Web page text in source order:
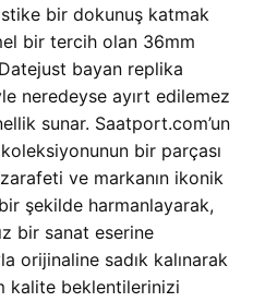
bir dokunuş katmak
bir tercih olan 36mm
bayan replika
neredeyse ayırt edilemez
sunar. Saatport.com’un
bir parçası
ve markanın ikonik
şekilde harmanlayarak,
bir sanat eserine
orijinaline sadık kalınarak
kalite beklentilerinizi